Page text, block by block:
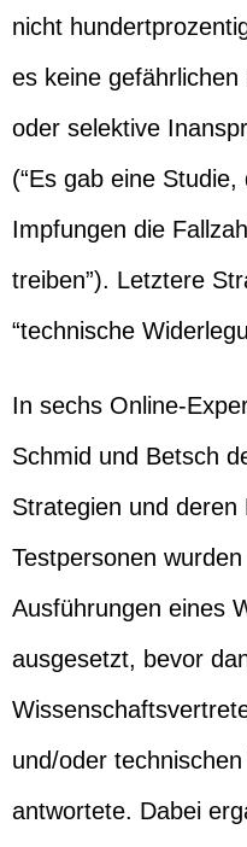
nicht
es keine gefährlichen
oder selektive
(“Es gab eine
Impfungen die
treiben”). Letztere
“technische
In sechs Online-
Schmid und Betsch
Strategien und deren
Testpersonen
Ausführungen eines
ausgesetzt, bevor
und/oder
antwortete. Dabei